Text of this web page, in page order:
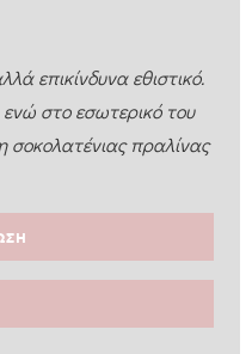
επικίνδυνα εθιστικό.
στο εσωτερικό του
σοκολατένιας πραλίνας